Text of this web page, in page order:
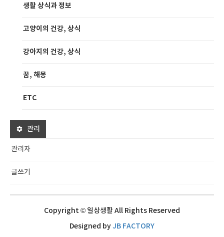
생활 상식과 정보
고양이의 건강, 상식
강아지의 건강, 상식
꿈, 해몽
ETC
관리
관리자
글쓰기
Copyright © 일상생활 All Rights Reserved
Designed byJB FACTORY